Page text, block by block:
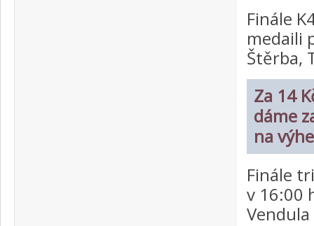
Finále
medaili
Štěrba,
Za 14
dáme
na
Finále
v 16:00